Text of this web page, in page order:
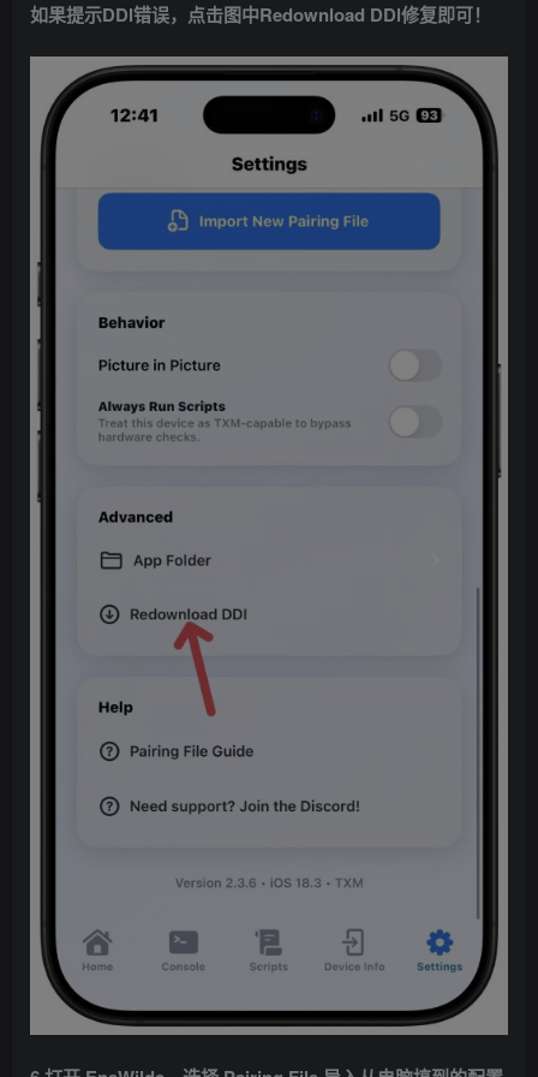
如果提示DDl错误，点击图中Redownload DDl修复即可！